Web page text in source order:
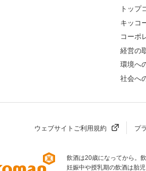
トップ
キッコ
コーポ
経営の
環境へ
社会へ
ウェブサイトご利用規約 プ
飲酒は20歳になってから。
妊娠中や授乳期の飲酒は胎